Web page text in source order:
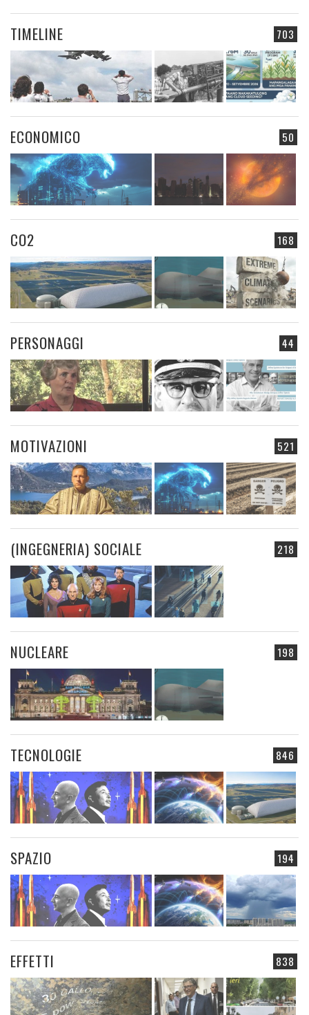
703
TIMELINE
50
ECONOMICO
168
CO2
44
PERSONAGGI
521
MOTIVAZIONI
218
(INGEGNERIA) SOCIALE
198
NUCLEARE
846
TECNOLOGIE
194
SPAZIO
838
EFFETTI